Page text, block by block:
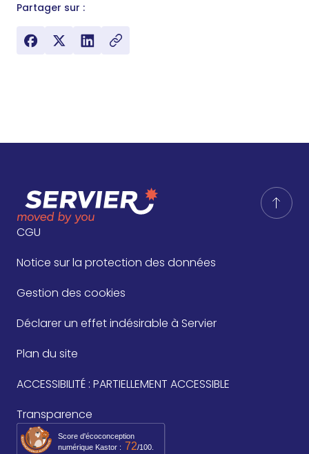
Partager sur :
CGU
Notice sur la protection des données
Gestion des cookies
Déclarer un effet indésirable à Servier
Plan du site
ACCESSIBILITÉ : PARTIELLEMENT ACCESSIBLE
Transparence
Score d'écoconception
numérique Kastor : 72/100.